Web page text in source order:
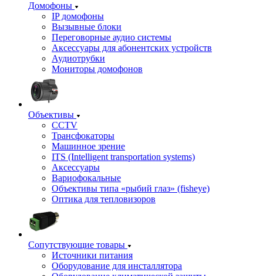
Домофоны
IP домофоны
Вызывные блоки
Переговорные аудио системы
Аксессуары для абонентских устройств
Аудиотрубки
Мониторы домофонов
Объективы
CCTV
Трансфокаторы
Машинное зрение
ITS (Intelligent transportation systems)
Аксессуары
Вариофокальные
Объективы типа «рыбий глаз» (fisheye)
Оптика для тепловизоров
Сопутствующие товары
Источники питания
Оборудование для инсталлятора